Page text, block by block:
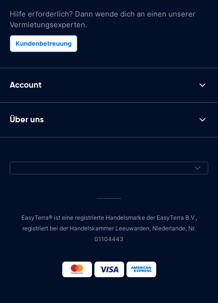
Hilfe erforderlich? Dann wende dich an einen unserer
Vermietungsexperten.
Kundenbetreuung
Account
Über uns
EasyTerra® ist eine registrierte Handelsmarke der EasyTerra B.V.,
registriert bei der Handelskammer Leeuwarden, Niederlande, Nr.
01104443